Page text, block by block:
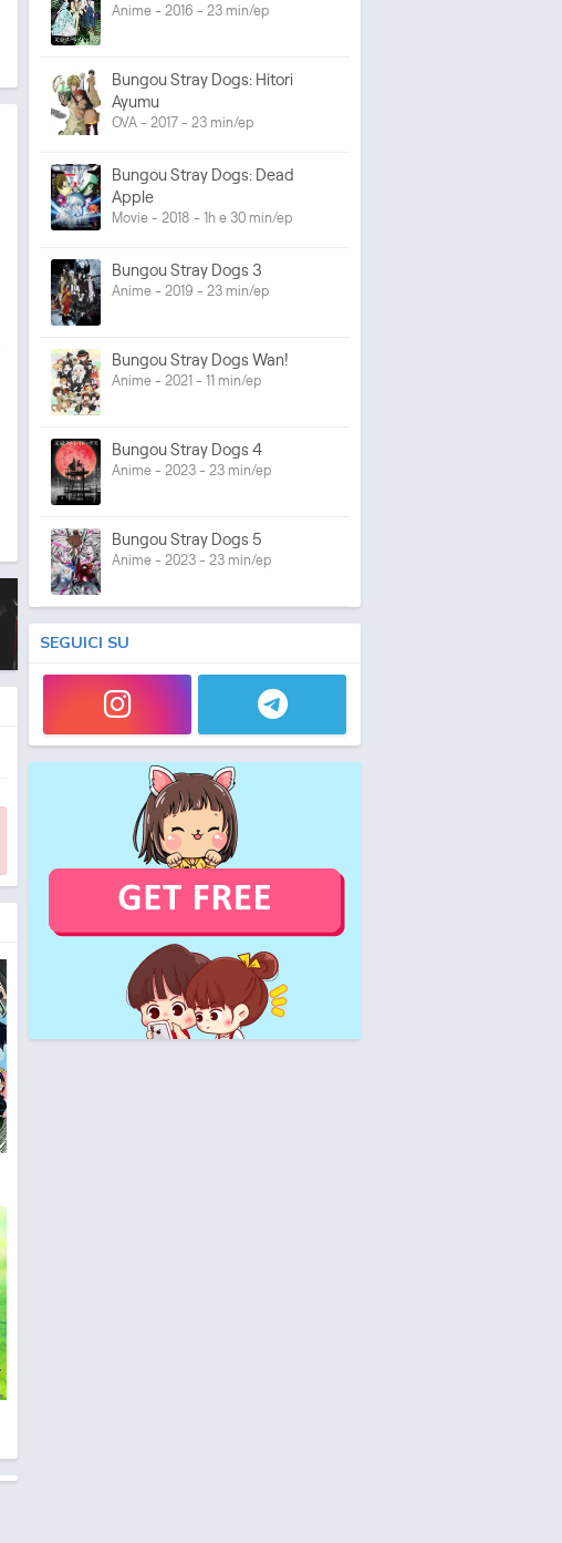
Anime - 2016 - 23 min/ep
Bungou Stray Dogs: Hitori
Ayumu
OVA - 2017 - 23 min/ep
Bungou Stray Dogs: Dead
Apple
Movie - 2018 - 1h e 30 min/ep
Bungou Stray Dogs 3
Anime - 2019 - 23 min/ep
Bungou Stray Dogs Wan!
Anime - 2021 - 11 min/ep
Bungou Stray Dogs 4
Anime - 2023 - 23 min/ep
Bungou Stray Dogs 5
Anime - 2023 - 23 min/ep
SEGUICI SU